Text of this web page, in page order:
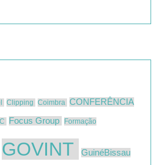
Clipping Coimbra CONFERÊNCIA
Focus Group Formação
GOVINT GuinéBissau